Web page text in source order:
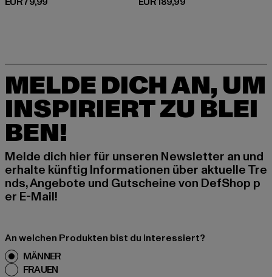
MELDE DICH AN, UM
INSPIRIERT ZU BLEI
BEN!
Melde dich hier für unseren Newsletter an und
erhalte künftig Informationen über aktuelle Tre
nds, Angebote und Gutscheine von DefShop p
er E-Mail!
An welchen Produkten bist du interessiert?
MÄNNER
FRAUEN